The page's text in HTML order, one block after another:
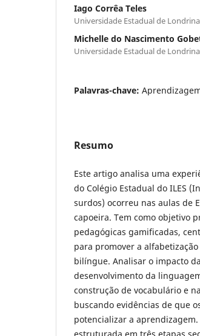
Iago Corrêa Teles
Universidade Estadual de Londrina
Michelle do Nascimento
Universidade Estadual de Londrina
Palavras-chave:
Resumo
Este artigo analisa uma
do Colégio Estadual do ILES
surdos) ocorreu nas aulas de
capoeira. Tem como objetivo
pedagógicas gamificadas,
para promover a
bilíngue. Analisar o impacto
desenvolvimento da
construção de vocabulário e
buscando evidências de que
potencializar a